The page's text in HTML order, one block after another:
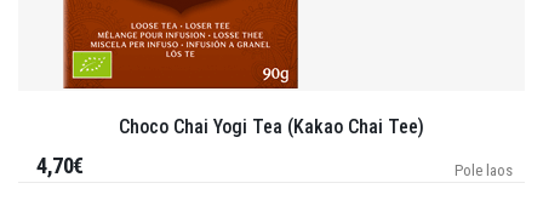
Choco Chai Yogi Tea (Kakao Chai Tee)
Pole laos
4,70€